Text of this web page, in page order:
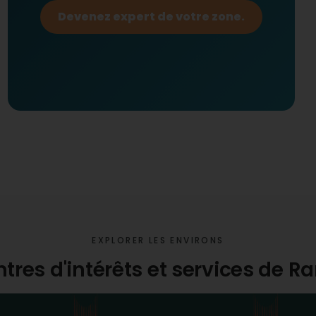
Devenez expert de votre zone.
EXPLORER LES ENVIRONS
d'intérêts et services de